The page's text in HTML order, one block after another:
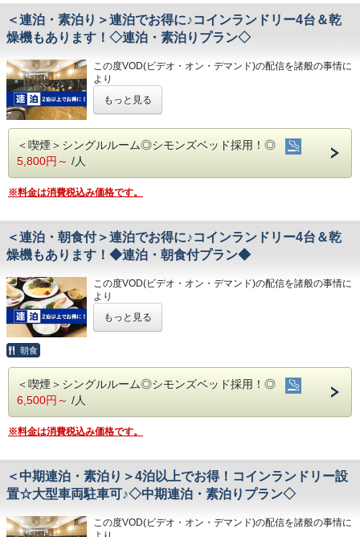
・大型トラックやバスも駐車可能な専用平置き駐車場37台
完備。
(700円/泊 ※車輌の大きさによって料金が異なります)
※大型車をご利用の場合は必ずご連絡ください
※駐車場は先着順になります
※満車の場合はホテル近くのコインパーキングをご案内いた
します
・全館無料Wi-Fi対応
・コインランドリー、乾燥機設置
・各種無料貸出グッズ
・レンタルサイクル
・24時間フロント対応
・JR高知駅…徒歩5分
・高知IC…車で約10分
◇周辺観光◇
・高知城、高知城歴史博物館、ひろめ市場、日曜市…徒歩約
20分
・繁華街…徒歩約15分/はりまや橋…徒歩約10分
第31番札所 竹林寺…車で約20分
第33番札所 雪蹊寺…車で約20分
③良質の睡眠をご提供!シモンズ社製ベッドを全洋室に採用
④広々とした男女大浴場!深夜は1時まで朝は6時00分から入
浴可能
男湯にはサウナも!
◇ご朝食◇
和食・洋食お好きな方をお選びください♪
お米は高知のブランド米を使用しており、なんとお替り自由
♪
旅の疲れを癒して下さい。男湯にはサウナも完備♪
営業時間
・男女大浴場/15:00～25:00/6:00～9:00
・男性用サウナ/15:00～24:00
◇駐車場◇
・大型トラックやバスも駐車可能な専用平置き駐車場37台
完備。
※駐車場は先着順になります
※満車の場合はホテル近くのコインパーキングをご案内いた
◇その他サービス◇
・全館無料Wi-Fi対応
・VOD(ビデオオンデマンド)設置(500円/泊)
・各種無料貸出グッズ
・レンタルサイクル
・24時間フロント対応
◇アクセス◇
＜連泊・素泊り＞連泊でお得に♪コインランドリー4台＆乾
燥機もあります！◇連泊・素泊りプラン◇
この度VOD(ビデオ・オン・デマンド)の配信を諸般の事情に
より
りました。
今までご愛顧いただき、誠にありがとうございました。
何卒ご理解を賜りますようお願い申し上げます。
☆港屋自慢のサービス・ベッド・大浴場でおくつろぎくださ
い☆
★☆ひと目で分かる！ホテル港屋の５つの特徴☆★
①心のこもったアットホームなお客さま対応
②JR高知駅から徒歩5分の好立地!
③良質の睡眠をご提供!シモンズ社製ベッドを全洋室に採用
浴可能
男湯にはサウナも!
⑤ホテルに隣接した平置き駐車場!大型車やバスも駐車可能
◇お風呂◇
広々とした大浴場は一日の疲れが癒やされると好評です!
営業時間
・男女大浴場/15:00～25:00/6:00～9:00
◇駐車場◇
・大型トラックやバスも駐車可能な専用平置き駐車場37台
完備。
(700円/泊 ※車輌の大きさによって料金が異なります)
※大型車をご利用の場合は必ずご連絡ください
もっと見る
＜喫煙＞シングルルーム◎シモンズベッド採用！◎
5,800円～ /人
※料金は消費税込み価格です。
＜連泊・朝食付＞連泊でお得に♪コインランドリー4台＆乾
燥機もあります！◆連泊・朝食付プラン◆
この度VOD(ビデオ・オン・デマンド)の配信を諸般の事情に
より
りました。
今までご愛顧いただき、誠にありがとうございました。
★こちらは朝食付きのプランとなります★
★港屋自慢の朝定食を食べて朝から元気にご出発ください★
①心のこもったアットホームなお客さま対応
②JR高知駅から徒歩5分の好立地!
③良質の睡眠をご提供!シモンズ社製ベッドを全洋室に採用
④広々とした男女大浴場!深夜は1時まで朝は6時00分から入
男湯にはサウナも!
もっと見る
朝食
＜喫煙＞シングルルーム◎シモンズベッド採用！◎
6,500円～ /人
※料金は消費税込み価格です。
＜中期連泊・素泊り＞4泊以上でお得！コインランドリー設
置☆大型車両駐車可♪◇中期連泊・素泊りプラン◇
この度VOD(ビデオ・オン・デマンド)の配信を諸般の事情に